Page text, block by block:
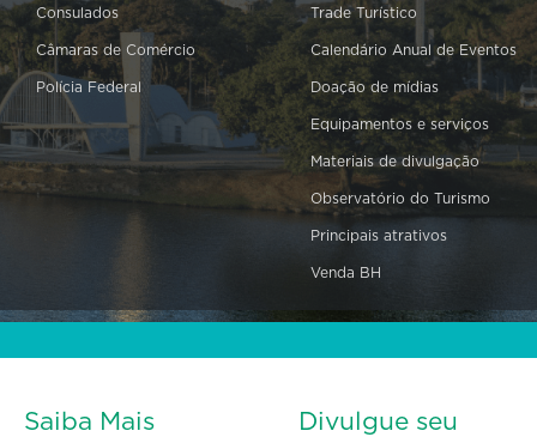
Consulados
Câmaras de Comércio
Polícia Federal
Trade Turístico
Calendário Anual de Eventos
Doação de mídias
Equipamentos e serviços
Materiais de divulgação
Observatório do Turismo
Principais atrativos
Venda BH
Saiba Mais
Divulgue seu